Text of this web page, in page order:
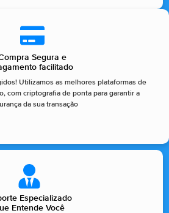
Segura e
facilitado
Utilizamos as melhores plataformas de
com criptografia de ponta para garantir a
da sua transação
Especializado
Entende Você